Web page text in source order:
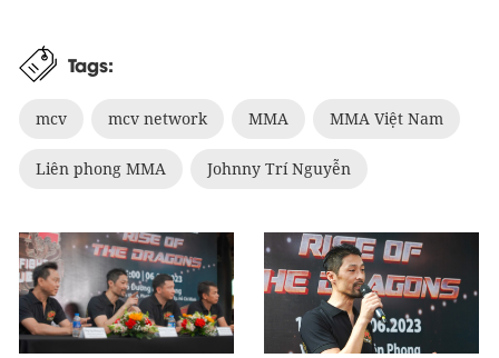
Tags:
mcv mcv network MMA MMA Việt Nam
Liên phong MMA Johnny Trí Nguyễn